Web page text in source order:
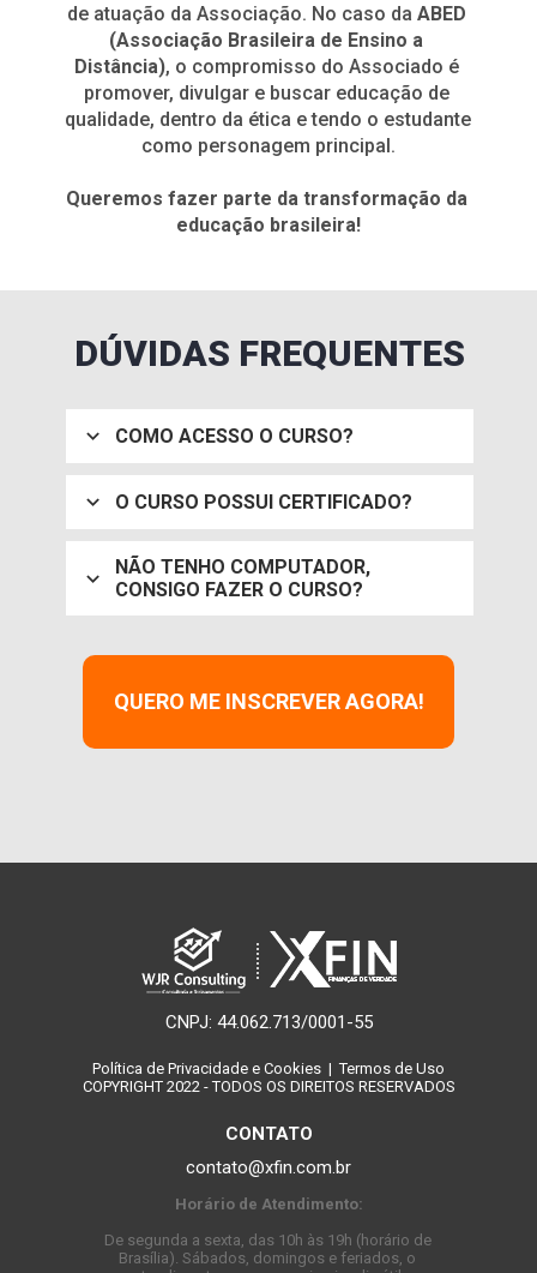
de atuação da Associação. No caso da ABED
(Associação Brasileira de Ensino a
Distância), o compromisso do Associado é
promover, divulgar e buscar educação de
qualidade, dentro da ética e tendo o estudante
como personagem principal.
Queremos fazer parte da transformação da
educação brasileira!
DÚVIDAS FREQUENTES
COMO ACESSO O CURSO?
O CURSO POSSUI CERTIFICADO?
NÃO TENHO COMPUTADOR,
CONSIGO FAZER O CURSO?
QUERO ME INSCREVER AGORA!
CNPJ: 44.062.713/0001-55
Política de Privacidade e Cookies
  |
Termos de Uso
COPYRIGHT 2022 - TODOS OS DIREITOS RESERVADOS
CONTATO
contato@xfin.com.br
Horário de Atendimento:
De segunda a sexta, das 10h às 19h (horário de
Brasília). Sábados, domingos e feriados, o